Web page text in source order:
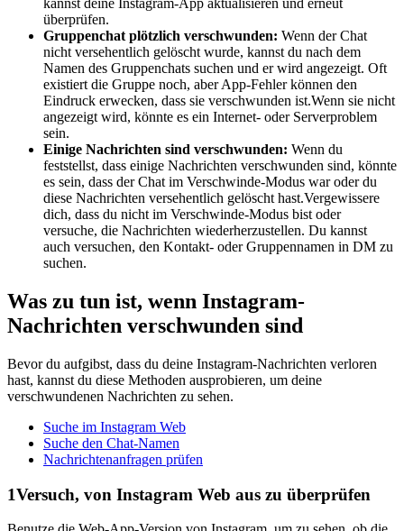
kannst deine Instagram-App aktualisieren und erneut
überprüfen.
Gruppenchat plötzlich verschwunden: Wenn der Chat
nicht versehentlich gelöscht wurde, kannst du nach dem
Namen des Gruppenchats suchen und er wird angezeigt. Oft
existiert die Gruppe noch, aber App-Fehler können den
Eindruck erwecken, dass sie verschwunden ist.Wenn sie nicht
angezeigt wird, könnte es ein Internet- oder Serverproblem
sein.
Einige Nachrichten sind verschwunden: Wenn du
feststellst, dass einige Nachrichten verschwunden sind, könnte
es sein, dass der Chat im Verschwinde-Modus war oder du
diese Nachrichten versehentlich gelöscht hast.Vergewissere
dich, dass du nicht im Verschwinde-Modus bist oder
versuche, die Nachrichten wiederherzustellen. Du kannst
auch versuchen, den Kontakt- oder Gruppennamen in DM zu
suchen.
Was zu tun ist, wenn Instagram-
Nachrichten verschwunden sind
Bevor du aufgibst, dass du deine Instagram-Nachrichten verloren
hast, kannst du diese Methoden ausprobieren, um deine
verschwundenen Nachrichten zu sehen.
Suche im Instagram Web
Suche den Chat-Namen
Nachrichtenanfragen prüfen
1Versuch, von Instagram Web aus zu überprüfen